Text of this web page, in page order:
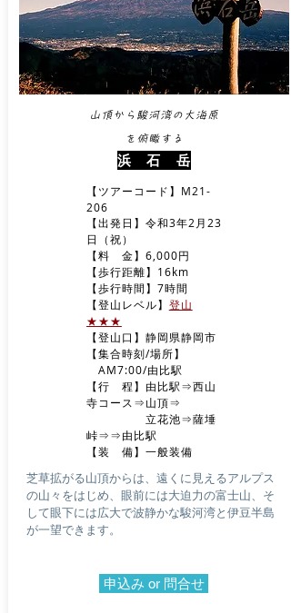
山頂から駿河湾の大海原
を俯瞰する
浜 石 岳
【ツアーコード】M21-
206
【出発日】令和3年2月23
日（祝）
【料 金】6,000円
【歩行距離】16km
【歩行時間】7時間
​【登山レベル】 登山
★★★
【登山口】静岡県静岡市
​【集合時刻/場所】
AM7:00/由比駅
​【行 程】由比駅⇒西山
寺コース⇒山頂⇒
立花池⇒薩埵
峠⇒⇒由比駅
​【装 備】一般装備
​芝草拡がる山頂からは、遠くに見えるアルプス
の山々をはじめ、眼前には大迫力の富士山、そ
して眼下には広大で波静かな駿河湾と伊豆半島
が一望できます。
申込み or 問合せ